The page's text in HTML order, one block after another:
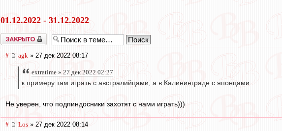
01.12.2022 - 31.12.2022
Закрыто
# agk » 27 дек 2022 08:17
extratime » 27 дек 2022 02:27
к примеру там играть с австралийцами, а в Калининграде с японцами.
Не уверен, что подпиндосники захотят с нами играть)))
# Los » 27 дек 2022 08:14